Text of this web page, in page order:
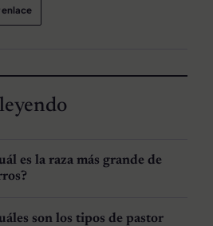
es la raza más grande de
son los tipos de pastor